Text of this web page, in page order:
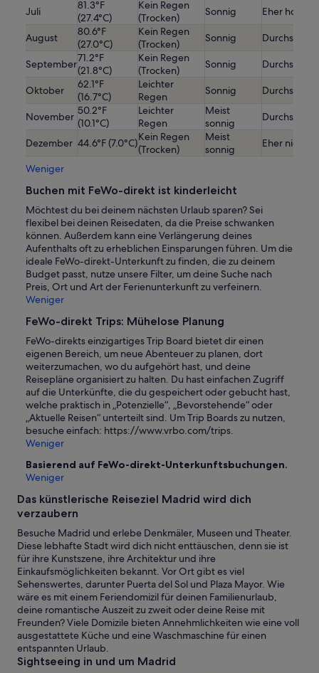
Juli
81.3°F
(27.4°C)
Kein Regen
(Trocken)
Sonnig Eher hoch
August
80.6°F
(27.0°C)
Kein Regen
(Trocken)
Sonnig
September71.2°F
(21.8°C)
Kein Regen
(Trocken)
Sonnig
Oktober
62.1°F
(16.7°C)
Leichter
Regen
Sonnig
November 50.2°F
(10.1°C)
Leichter
Regen
Meist
sonnig
Dezember 44.6°F (7.0°C)Kein Regen
(Trocken)
Meist
sonnig
Eher niedrig
Weniger
Buchen mit FeWo-direkt ist kinderleicht
Möchtest du bei deinem nächsten Urlaub sparen? Sei
flexibel bei deinen Reisedaten, da die Preise schwanken
können. Außerdem kann eine Verlängerung deines
Aufenthalts oft zu erheblichen Einsparungen führen. Um die
ideale FeWo-direkt-Unterkunft zu finden, die zu deinem
Budget passt, nutze unsere Filter, um deine Suche nach
Preis, Ort und Art der Ferienunterkunft zu verfeinern.
Weniger
FeWo-direkt Trips: Mühelose Planung
FeWo-direkts einzigartiges Trip Board bietet dir einen
eigenen Bereich, um neue Abenteuer zu planen, dort
weiterzumachen, wo du aufgehört hast, und deine
Reisepläne organisiert zu halten. Du hast einfachen Zugriff
auf die Unterkünfte, die du gespeichert oder gebucht hast,
welche praktisch in „Potenzielle“, „Bevorstehende“ oder
„Aktuelle Reisen“ unterteilt sind. Um Trip Boards zu nutzen,
besuche einfach: https://www.vrbo.com/trips.
Weniger
Basierend auf FeWo-direkt-Unterkunftsbuchungen.
Weniger
Das künstlerische Reiseziel Madrid wird dich
verzaubern
Besuche Madrid und erlebe Denkmäler, Museen und Theater.
Diese lebhafte Stadt wird dich nicht enttäuschen, denn sie ist
für ihre Kunstszene, ihre Architektur und ihre
Einkaufsmöglichkeiten bekannt. Vor Ort gibt es viel
Sehenswertes, darunter Puerta del Sol und Plaza Mayor. Wie
wäre es mit einem Feriendomizil für deinen Familienurlaub,
deine romantische Auszeit zu zweit oder deine Reise mit
Freunden? Viele Domizile bieten Annehmlichkeiten wie eine voll
ausgestattete Küche und eine Waschmaschine für einen
entspannten Urlaub.
Sightseeing in und um Madrid